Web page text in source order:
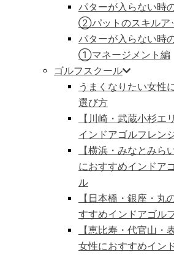
パターが入らない時
②パットのスキルア
パターが入らない時
①マネージメント編
ゴルフスクール
うまくなりたい女性
選び方
【川崎・武蔵小杉エ
インドアゴルフレン
【横浜・みなとみら
におすすめインドア
ル
【日本橋・銀座・丸
すすめインドアゴル
【恵比寿・代官山・
女性におすすめイン